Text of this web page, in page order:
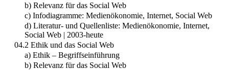
b) Relevanz für das Social Web
c) Infodiagramme: Medienökonomie, Internet, Social Web
d) Literatur- und Quellenliste: Medienökonomie, Internet,
Social Web | 2003-heute
04.2 Ethik und das Social Web
a) Ethik – Begriffseinführung
b) Relevanz für das Social Web